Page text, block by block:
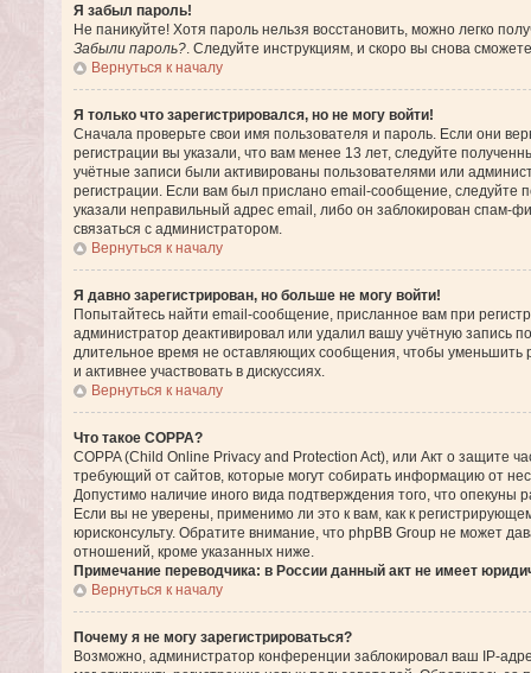
Я забыл пароль!
Не паникуйте! Хотя пароль нельзя восстановить, можно легко
Забыли пароль? . Следуйте инструкциям, и скоро вы снова
Вернуться к началу
Я только что зарегистрировался, но не могу войти!
Сначала проверьте свои имя пользователя и пароль. Если они
регистрации вы указали, что вам менее 13 лет, следуйте
учётные записи были активированы пользователями или
регистрации. Если вам был прислано email-сообщение,
указали неправильный адрес email, либо он заблокирован спам-
связаться с администратором.
Вернуться к началу
Я давно зарегистрирован, но больше не могу войти!
Попытайтесь найти email-сообщение, присланное вам при
администратор деактивировал или удалил вашу учётную запись
длительное время не оставляющих сообщения, чтобы уменьшить
и активнее участвовать в дискуссиях.
Вернуться к началу
Что такое COPPA?
COPPA (Child Online Privacy and Protection Act), или Акт о защите
требующий от сайтов, которые могут собирать информацию от
Допустимо наличие иного вида подтверждения того, что
Если вы не уверены, применимо ли это к вам, как к
юрисконсульту. Обратите внимание, что phpBB Group не может
отношений, кроме указанных ниже.
Примечание переводчика: в России данный акт не имеет
Вернуться к началу
Почему я не могу зарегистрироваться?
Возможно, администратор конференции заблокировал ваш IP-